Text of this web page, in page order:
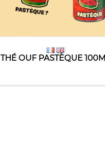
THÉ OUF PASTÈQUE